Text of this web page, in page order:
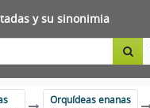
y su sinonimia
Orquídeas enanas